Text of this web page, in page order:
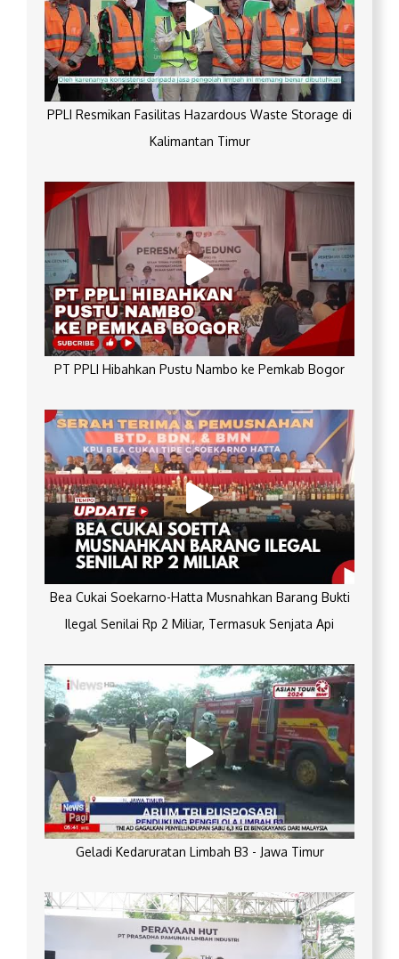
PPLI Resmikan Fasilitas Hazardous Waste Storage di
Kalimantan Timur
PT PPLI Hibahkan Pustu Nambo ke Pemkab Bogor
Bea Cukai Soekarno-Hatta Musnahkan Barang Bukti
Ilegal Senilai Rp 2 Miliar, Termasuk Senjata Api
Geladi Kedaruratan Limbah B3 - Jawa Timur